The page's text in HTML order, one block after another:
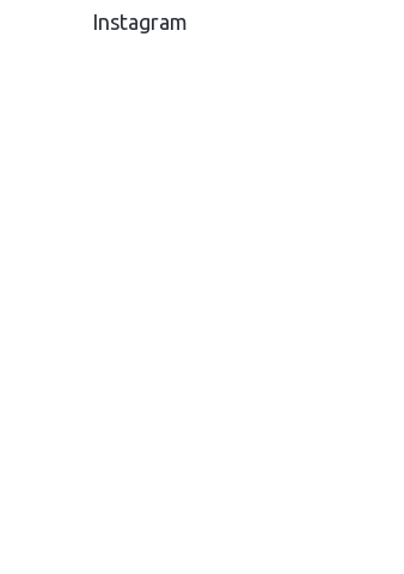
Instagram